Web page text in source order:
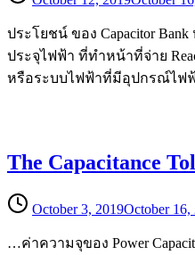
ประโยชน์ ของ Capacitor Bank
ประจุไฟฟ้า ที่ทำหน้าที่จ่าย
หรือระบบไฟฟ้าที่มีอุปกรณ์ไฟ
The Capacitance
October 3, 2019October 16,
…ค่าความจุของ Power